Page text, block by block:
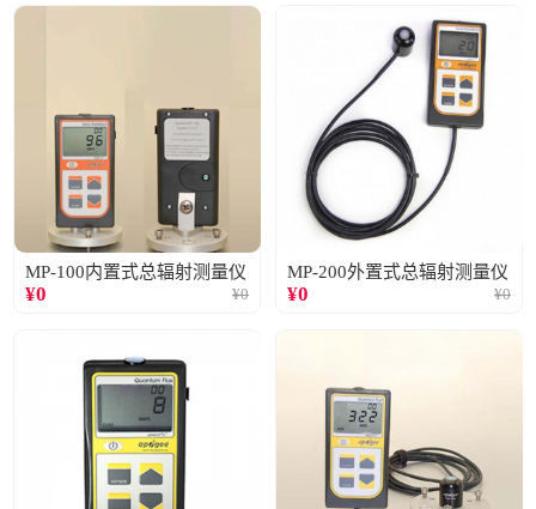
MP-100内置式总辐射测量仪
¥0 ¥0
MP-200外置式总辐射测量仪
¥0 ¥0